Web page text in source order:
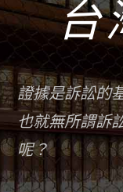
台
證據是訴訟的
也就無所謂訴
呢？